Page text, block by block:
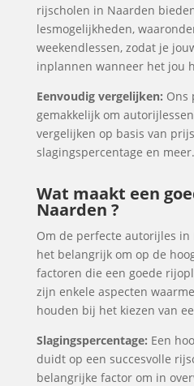
rijscholen in Naarden
lesmogelijkheden,
weekendlessen, zodat je
inplannen wanneer het jou
Eenvoudig vergelijken: Ons
gemakkelijk om
vergelijken op basis van
slagingspercentage en meer.
Wat maakt een
Naarden ?
Om de perfecte autorijles
het belangrijk om op de
factoren die een goede
zijn enkele aspecten
houden bij het kiezen van
Slagingspercentage: Een
duidt op een succesvolle
belangrijke factor om in